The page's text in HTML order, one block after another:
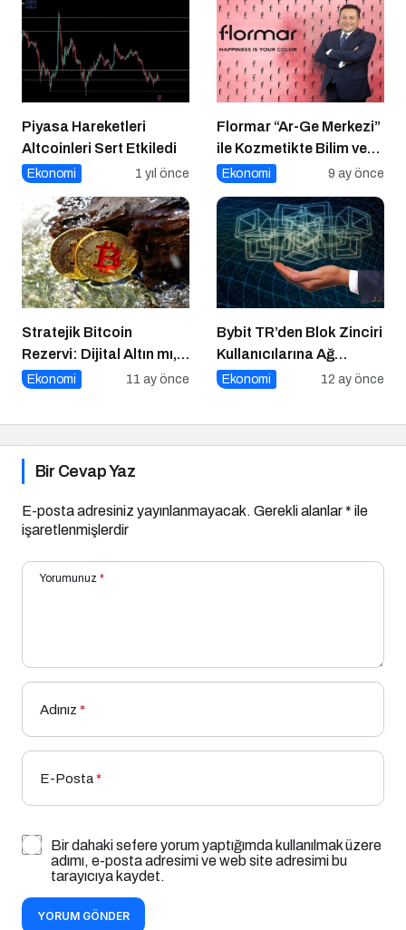
Piyasa Hareketleri
Altcoinleri Sert Etkiledi
Ekonomi 1 yıl önce
Flormar “Ar-Ge Merkezi”
ile Kozmetikte Bilim ve
Teknolojiyi Buluşturuyor!
Ekonomi 9 ay önce
Stratejik Bitcoin
Rezervi: Dijital Altın mı,
Riskli Bir Hamle mi?
Ekonomi 11 ay önce
Bybit TR’den Blok Zinciri
Kullanıcılarına Ağ
Tıkanıklığı Rehberi!
Ekonomi 12 ay önce
Bir Cevap Yaz
E-posta adresiniz yayınlanmayacak. Gerekli alanlar* ile
işaretlenmişlerdir
Yorumunuz *
Adınız *
E-Posta*
Bir dahaki sefere yorum yaptığımda kullanılmak üzere
adımı, e-posta adresimi ve web site adresimi bu
tarayıcıya kaydet.
YORUM GÖNDER